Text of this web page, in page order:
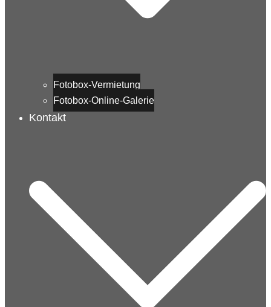
Fotobox-Vermietung
Fotobox-Online-Galerie
Kontakt